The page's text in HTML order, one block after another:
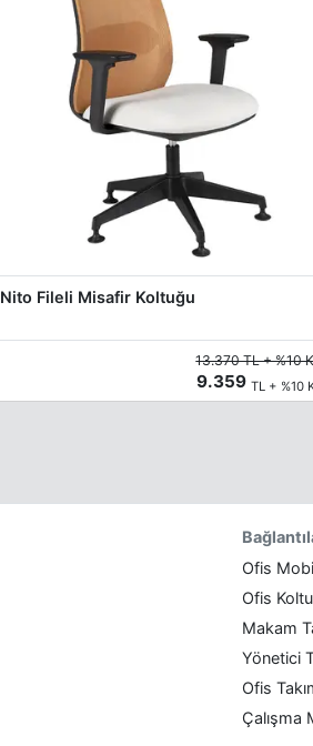
Nito Fileli Misafir Koltuğu
13.370 TL + %10
9.359TL + %10
Ofis
Ofis
Makam
Yönetici
Ofis
Çalışma